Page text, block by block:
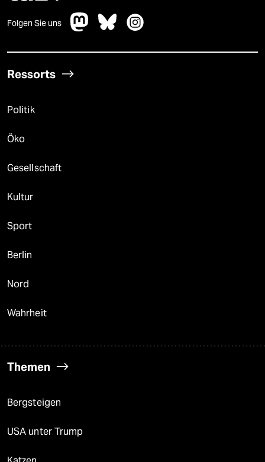
Folgen Sie uns
Ressorts
Politik
Öko
Gesellschaft
Kultur
Sport
Berlin
Nord
Wahrheit
Themen
Bergsteigen
USA unter Trump